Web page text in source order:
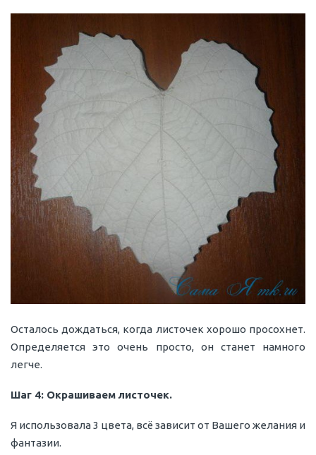
Осталось дождаться, когда листочек хорошо просохнет.
Определяется это очень просто, он станет намного
легче.
Шаг 4: Окрашиваем листочек.
Я использовала 3 цвета, всё зависит от Вашего желания и
фантазии.